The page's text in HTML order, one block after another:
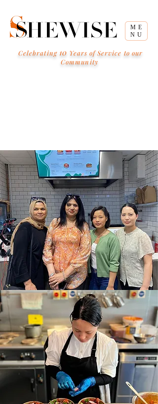
ME
NU
Celebrating 10 Years of Service to our
Community